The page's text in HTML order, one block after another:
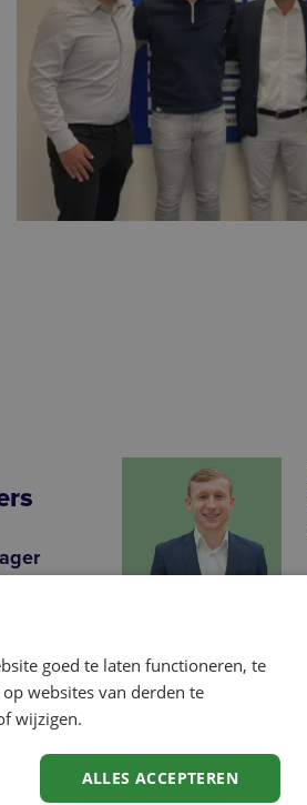
goed te laten functioneren, te
websites van derden te
wijzigen.
ALLES ACCEPTEREN